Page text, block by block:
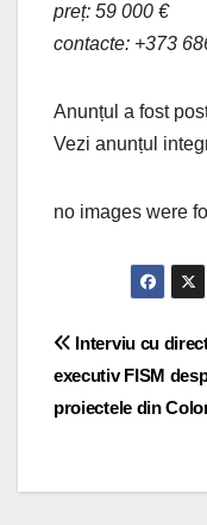
preț: 59 000 €
contacte: +373
Anunțul a fost
Vezi anunțul
no images were
Navigare
în
Interviu cu
executiv FISM
proiectele din